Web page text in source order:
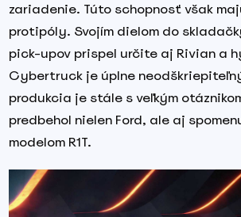
zariadenie. Túto schopnosť však
protipóly. Svojím dielom do
pick-upov prispel určite aj Rivian a
Cybertruck je úplne
produkcia je stále s veľkým
predbehol nielen Ford, ale aj
modelom R1T.